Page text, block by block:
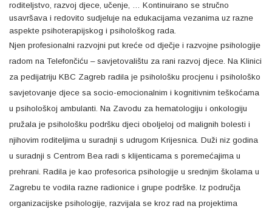
roditeljstvo, razvoj djece, učenje, … Kontinuirano se stručno
usavršava i redovito sudjeluje na edukacijama vezanima uz razne
aspekte psihoterapijskog i psihološkog rada.
Njen profesionalni razvojni put kreće od dječje i razvojne psihologije
radom na Telefončiću – savjetovalištu za rani razvoj djece. Na Klinici
za pedijatriju KBC Zagreb radila je psihološku procjenu i psihološko
savjetovanje djece sa socio-emocionalnim i kognitivnim teškoćama
u psihološkoj ambulanti. Na Zavodu za hematologiju i onkologiju
pružala je psihološku podršku djeci oboljeloj od malignih bolesti i
njihovim roditeljima u suradnji s udrugom Krijesnica. Duži niz godina
u suradnji s Centrom Bea radi s klijenticama s poremećajima u
prehrani. Radila je kao profesorica psihologije u srednjim školama u
Zagrebu te vodila razne radionice i grupe podrške. Iz područja
organizacijske psihologije, razvijala se kroz rad na projektima